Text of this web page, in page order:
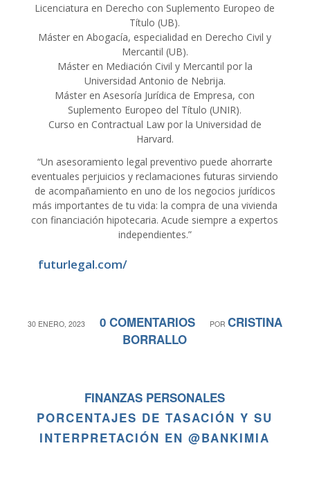
Licenciatura en Derecho con Suplemento Europeo de
Título (UB).
Máster en Abogacía, especialidad en Derecho Civil y
Mercantil (UB).
Máster en Mediación Civil y Mercantil por la
Universidad Antonio de Nebrija.
Máster en Asesoría Jurídica de Empresa, con
Suplemento Europeo del Título (UNIR).
Curso en Contractual Law por la Universidad de
Harvard.
“Un asesoramiento legal preventivo puede ahorrarte
eventuales perjuicios y reclamaciones futuras sirviendo
de acompañamiento en uno de los negocios jurídicos
más importantes de tu vida: la compra de una vivienda
con financiación hipotecaria. Acude siempre a expertos
independientes.”
futurlegal.com/
30 ENERO, 2023
/ 0 COMENTARIOS
/ POR CRISTINA
BORRALLO
FINANZAS PERSONALES
PORCENTAJES DE TASACIÓN Y SU
INTERPRETACIÓN EN @BANKIMIA